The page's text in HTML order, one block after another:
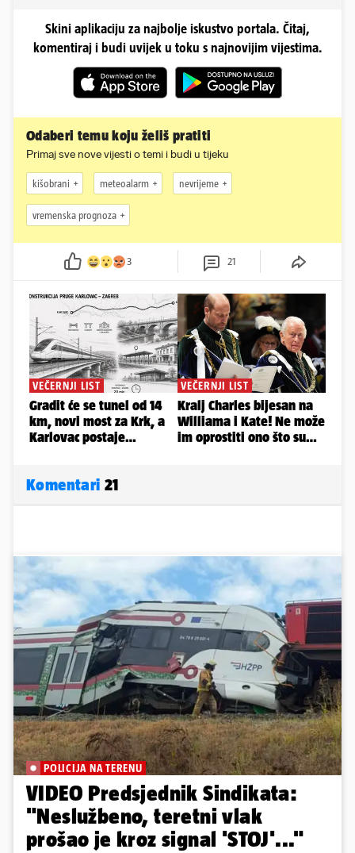
Skini aplikaciju za najbolje iskustvo portala. Čitaj,
komentiraj i budi uvijek u toku s najnovijim vijestima.
Odaberi temu koju želiš pratiti
Primaj sve nove vijesti o temi i budi u tijeku
kišobrani meteoalarm nevrijeme
vremenska prognoza
3 21
Komentari 21
POLICIJA NA TERENU
VIDEO Predsjednik Sindikata:
"Neslužbeno, teretni vlak
prošao je kroz signal 'STOJ'..."